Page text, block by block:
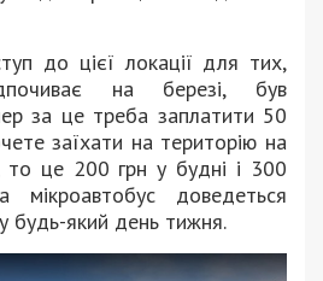
до цієї локації для тих,
на березі, був
за це треба заплатити 50
заїхати на територію на
то це 200 грн у будні і 300
мікроавтобус доведеться
будь-який день тижня.